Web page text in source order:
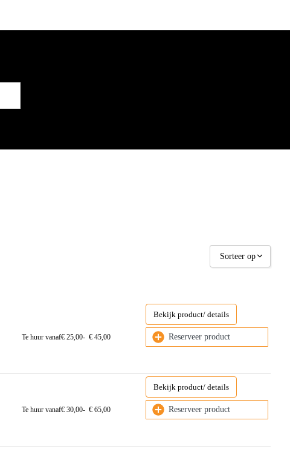
Sorteer op
Sorteer op naam Z - A
Te huur vanaf€ 25,00- € 45,00
Bekijk product/ details
Reserveer product
Te huur vanaf€ 30,00- € 65,00
Bekijk product/ details
Reserveer product